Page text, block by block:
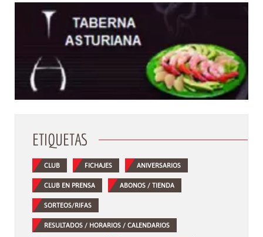
ETIQUETAS
CLUB FICHAJES ANIVERSARIOS
CLUB EN PRENSA ABONOS / TIENDA
SORTEOS/RIFAS
RESULTADOS / HORARIOS / CALENDARIOS